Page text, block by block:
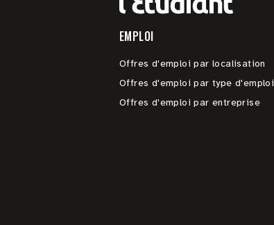
EMPLOI
Offres d'emploi par localisation
Offres d'emploi par type d'emploi
Offres d'emploi par entreprise